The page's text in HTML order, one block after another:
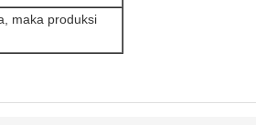
maka produksi